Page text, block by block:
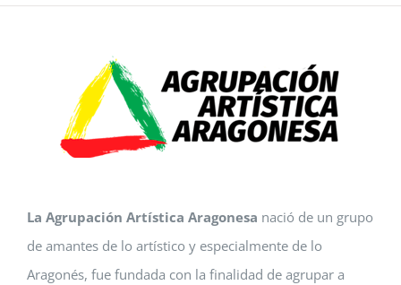
La Agrupación Artística Aragonesa nació de un grupo
de amantes de lo artístico y especialmente de lo
Aragonés, fue fundada con la finalidad de agrupar a